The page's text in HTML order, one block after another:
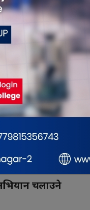
र आमाको मायाँ छात्राबास
विराटनगरमा खुल्ला संस्कृति
। दौड आयोजनका लागि गौतम
सुवालको नेत्रृत्वका २५
परेको छ। बजेट नआउदा सब
चलाउने